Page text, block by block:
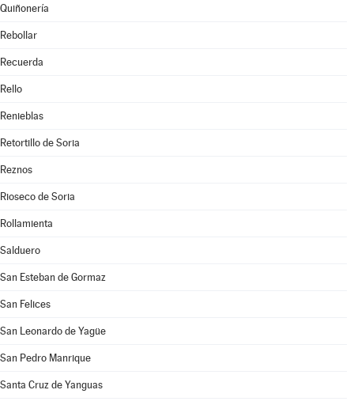
Quiñonería
Rebollar
Recuerda
Rello
Renieblas
Retortillo de Soria
Reznos
Rioseco de Soria
Rollamienta
Salduero
San Esteban de Gormaz
San Felices
San Leonardo de Yagüe
San Pedro Manrique
Santa Cruz de Yanguas